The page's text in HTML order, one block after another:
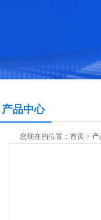
产品中心
您现在的位置： 首页 > 产